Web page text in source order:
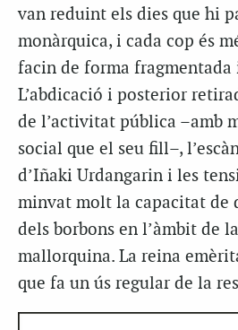
van reduint els dies que hi
monàrquica, i cada cop és
facin de forma fragmentada
L’abdicació i posterior
de l’activitat pública –amb
social que el seu fill–,
d’Iñaki Urdangarin i les
minvat molt la capacitat de
dels borbons en l’àmbit de
mallorquina. La reina
que fa un ús regular de la